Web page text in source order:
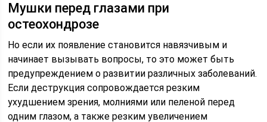
Мушки перед глазами при
остеохондрозе
Но если их появление становится навязчивым и
начинает вызывать вопросы, то это может быть
предупреждением о развитии различных заболеваний.
Если деструкция сопровождается резким
ухудшением зрения, молниями или пеленой перед
одним глазом, а также резким увеличением